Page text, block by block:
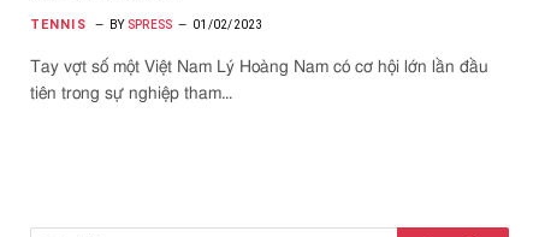
TENNIS BY SPRESS 01/02/2023
Tay vợt số một Việt Nam Lý Hoàng Nam có cơ hội lớn lần đầu
tiên trong sự nghiệp tham…